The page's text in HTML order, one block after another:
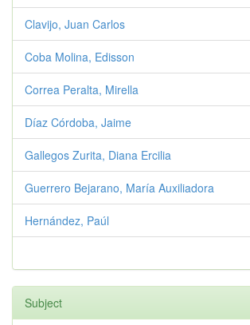
Clavijo, Juan Carlos
Coba Molina, Edisson
Correa Peralta, Mirella
Díaz Córdoba, Jaime
Gallegos Zurita, Diana Ercilia
Guerrero Bejarano, María Auxiliadora
Hernández, Paúl
Subject